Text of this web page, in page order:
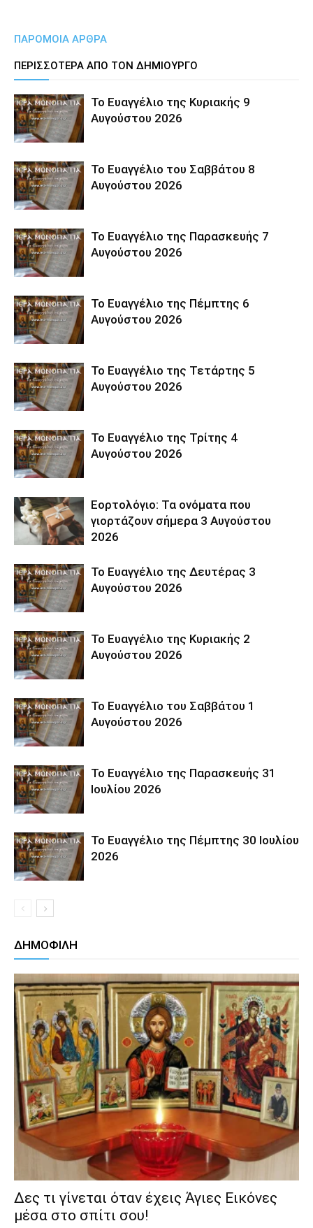
ΠΑΡΟΜΟΙΑ ΑΡΘΡΑ
ΠΕΡΙΣΣΟΤΕΡΑ ΑΠΟ ΤΟΝ ΔΗΜΙΟΥΡΓΟ
Το Ευαγγέλιο της Κυριακής 9
Αυγούστου 2026
Το Ευαγγέλιο του Σαββάτου 8
Αυγούστου 2026
Το Ευαγγέλιο της Παρασκευής 7
Αυγούστου 2026
Το Ευαγγέλιο της Πέμπτης 6
Αυγούστου 2026
Το Ευαγγέλιο της Τετάρτης 5
Αυγούστου 2026
Το Ευαγγέλιο της Τρίτης 4
Αυγούστου 2026
Εορτολόγιο: Τα ονόματα που
γιορτάζουν σήμερα 3 Αυγούστου
2026
Το Ευαγγέλιο της Δευτέρας 3
Αυγούστου 2026
Το Ευαγγέλιο της Κυριακής 2
Αυγούστου 2026
Το Ευαγγέλιο του Σαββάτου 1
Αυγούστου 2026
Το Ευαγγέλιο της Παρασκευής 31
Ιουλίου 2026
Το Ευαγγέλιο της Πέμπτης 30 Ιουλίου
2026
ΔΗΜΟΦΙΛΗ
Δες τι γίνεται όταν έχεις Άγιες Εικόνες
μέσα στο σπίτι σου!